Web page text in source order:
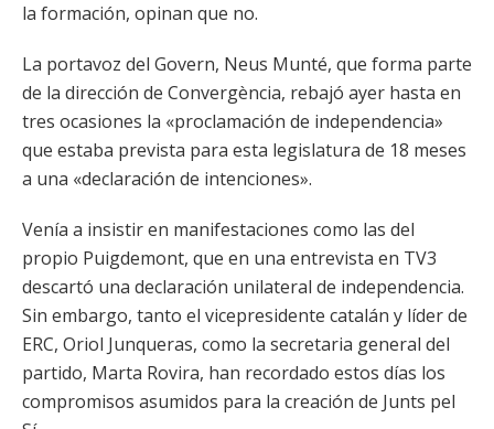
la formación, opinan que no.
La portavoz del Govern, Neus Munté, que forma parte
de la dirección de Convergència, rebajó ayer hasta en
tres ocasiones la «proclamación de independencia»
que estaba prevista para esta legislatura de 18 meses
a una «declaración de intenciones».
Venía a insistir en manifestaciones como las del
propio Puigdemont, que en una entrevista en TV3
descartó una declaración unilateral de independencia.
Sin embargo, tanto el vicepresidente catalán y líder de
ERC, Oriol Junqueras, como la secretaria general del
partido, Marta Rovira, han recordado estos días los
compromisos asumidos para la creación de Junts pel